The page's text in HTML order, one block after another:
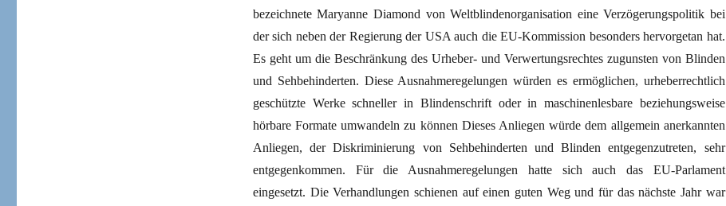
bezeichnete Maryanne Diamond von Weltblindenorganisation eine Verzögerungspolitik bei
der sich neben der Regierung der USA auch die EU-Kommission besonders hervorgetan hat.
Es geht um die Beschränkung des Urheber- und Verwertungsrechtes zugunsten von Blinden
und Sehbehinderten. Diese Ausnahmeregelungen würden es ermöglichen, urheberrechtlich
geschützte Werke schneller in Blindenschrift oder in maschinenlesbare beziehungsweise
hörbare Formate umwandeln zu können Dieses Anliegen würde dem allgemein anerkannten
Anliegen, der Diskriminierung von Sehbehinderten und Blinden entgegenzutreten, sehr
entgegenkommen. Für die Ausnahmeregelungen hatte sich auch das EU-Parlament
eingesetzt. Die Verhandlungen schienen auf einen guten Weg und für das nächste Jahr war